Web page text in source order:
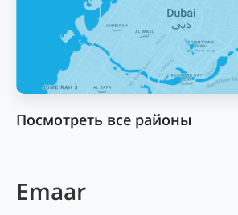
Посмотреть все районы
Emaar